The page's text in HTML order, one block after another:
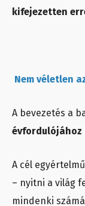
kifejezetten
Nem véletlen
A bevezetés a
évfordulójához
A cél
– nyitni a világ
mindenki